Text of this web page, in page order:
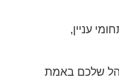
עניין,
שלכם באמת